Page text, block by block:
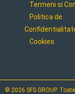
Termeni si
Politica de
Cookies
© 2026 SFS GROUP.